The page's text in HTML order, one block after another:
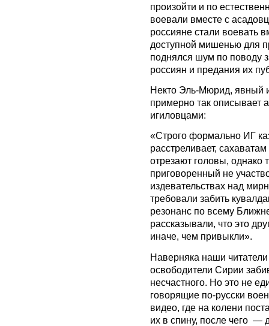
произойти и по
воевали вместе с
россияне стали воевать
доступной мишенью для
поднялся шум по поводу
россиян и предания их
Некто Эль-Мюрид, явный
примерно так описывает
игиловцами:
«Строго формально ИГ
расстреливает,
отрезают головы, однако
приговоренный не
издевательствах над
требовали забить
резонанс по всему
рассказывали, что это
иначе, чем привыкли».
Наверняка наши читатели
освободители Сирии
несчастного. Но это не
говорящие по-русски
видео, где на колени
их в спину, после чего —